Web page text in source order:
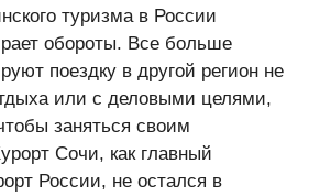
туризма в России
обороты. Все больше
поездку в другой регион не
или с деловыми целями,
заняться своим
Сочи, как главный
России, не остался в